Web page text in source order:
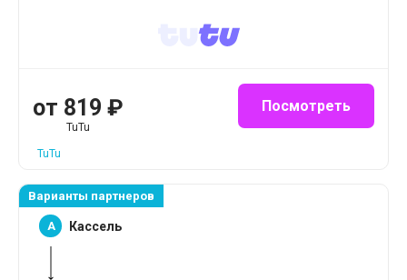
от 819 ₽
TuTu
Посмотреть
TuTu
Варианты партнеров
A Кассель